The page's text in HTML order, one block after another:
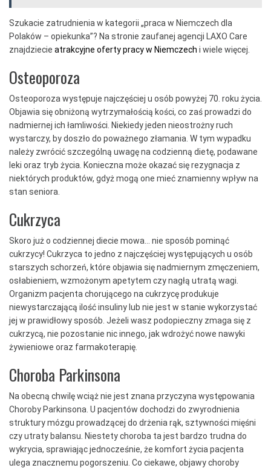
Szukacie zatrudnienia w kategorii „praca w Niemczech dla
Polaków – opiekunka”? Na stronie zaufanej agencji LAXO Care
znajdziecie atrakcyjne oferty pracy w Niemczech i wiele więcej.
Osteoporoza
Osteoporoza występuje najczęściej u osób powyżej 70. roku życia.
Objawia się obniżoną wytrzymałością kości, co zaś prowadzi do
nadmiernej ich łamliwości. Niekiedy jeden nieostrożny ruch
wystarczy, by doszło do poważnego złamania. W tym wypadku
należy zwrócić szczególną uwagę na codzienną dietę, podawane
leki oraz tryb życia. Konieczna może okazać się rezygnacja z
niektórych produktów, gdyż mogą one mieć znamienny wpływ na
stan seniora.
Cukrzyca
Skoro już o codziennej diecie mowa… nie sposób pominąć
cukrzycy! Cukrzyca to jedno z najczęściej występujących u osób
starszych schorzeń, które objawia się nadmiernym zmęczeniem,
osłabieniem, wzmożonym apetytem czy nagłą utratą wagi.
Organizm pacjenta chorującego na cukrzycę produkuje
niewystarczającą ilość insuliny lub nie jest w stanie wykorzystać
jej w prawidłowy sposób. Jeżeli wasz podopieczny zmaga się z
cukrzycą, nie pozostanie nic innego, jak wdrożyć nowe nawyki
żywieniowe oraz farmakoterapię.
Choroba Parkinsona
Na obecną chwilę wciąż nie jest znana przyczyna występowania
Choroby Parkinsona. U pacjentów dochodzi do zwyrodnienia
struktury mózgu prowadzącej do drżenia rąk, sztywności mięśni
czy utraty balansu. Niestety choroba ta jest bardzo trudna do
wykrycia, sprawiając jednocześnie, że komfort życia pacjenta
ulega znacznemu pogorszeniu. Co ciekawe, objawy choroby